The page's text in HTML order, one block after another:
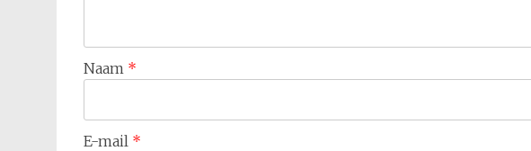
Naam *
E-mail *